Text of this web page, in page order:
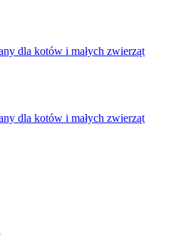
dla kotów i małych zwierząt
dla kotów i małych zwierząt